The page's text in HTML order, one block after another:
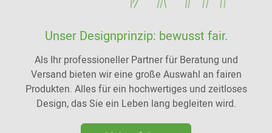
Unser Designprinzip: bewusst fair.
Als Ihr professioneller Partner für Beratung und
Versand bieten wir eine große Auswahl an fairen
Produkten. Alles für ein hochwertiges und zeitloses
Design, das Sie ein Leben lang begleiten wird.